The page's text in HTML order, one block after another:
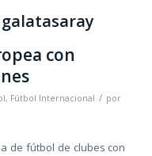
galatasaray
con
, Fútbol Internacional / por
de fútbol de clubes con